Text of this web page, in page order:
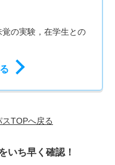
の実験，在学生との
TOPへ戻る
いち早く確認！